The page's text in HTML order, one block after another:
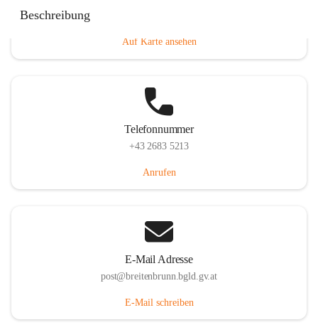
Beschreibung
Auf Karte ansehen
Telefonnummer
+43 2683 5213
Anrufen
E-Mail Adresse
post@breitenbrunn.bgld.gv.at
E-Mail schreiben